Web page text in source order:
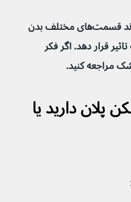
لیکن پلان راشی است که می‌تواند قسمت‌های مختلف بدن
قرار دهد. اگر فکر
پلان دارید یا